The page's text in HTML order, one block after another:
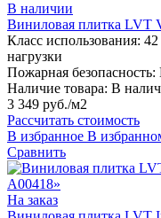
В наличии
Виниловая плитка LVT
Класс использования:
нагрузки
Пожарная безопасность:
Наличие товара: В
3 349 руб./м2
Рассчитать стоимость
В избранное В
Сравнить
На заказ